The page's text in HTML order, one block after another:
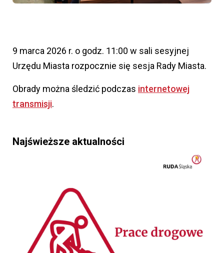
9 marca 2026 r. o godz. 11:00 w sali sesyjnej
Urzędu Miasta rozpocznie się sesja Rady Miasta.
Obrady można śledzić podczas internetowej
transmisji.
Najświeższe aktualności